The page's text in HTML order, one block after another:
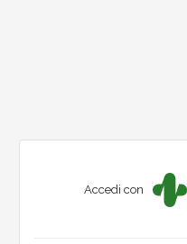
Accedi con